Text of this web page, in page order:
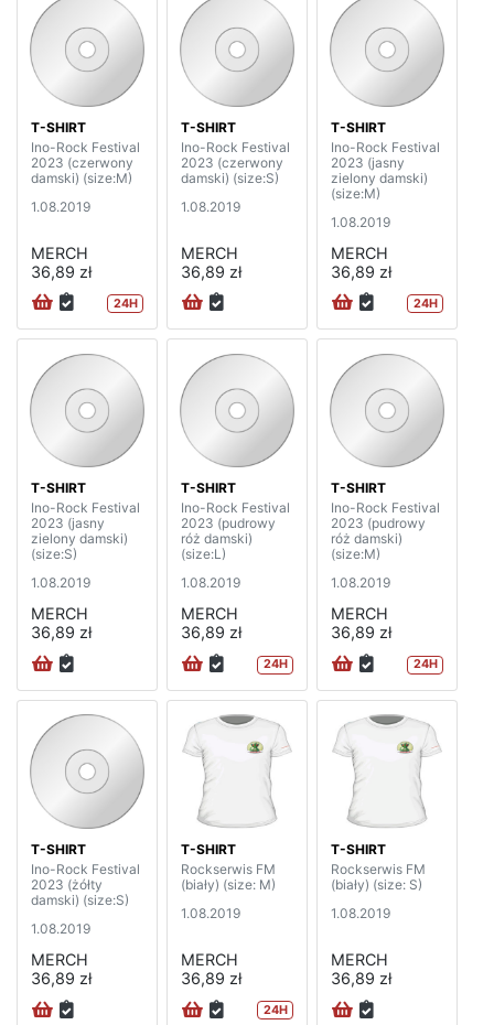
T-SHIRT
Ino-Rock Festival
2023 (czerwony
damski) (size:M)
1.08.2019
MERCH
36,89 zł
24H
T-SHIRT
Ino-Rock Festival
2023 (czerwony
damski) (size:S)
1.08.2019
MERCH
36,89 zł
T-SHIRT
Ino-Rock Festival
2023 (jasny
zielony damski)
(size:M)
1.08.2019
MERCH
36,89 zł
24H
T-SHIRT
Ino-Rock Festival
2023 (jasny
zielony damski)
(size:S)
1.08.2019
MERCH
36,89 zł
T-SHIRT
Ino-Rock Festival
2023 (pudrowy
róż damski)
(size:L)
1.08.2019
MERCH
36,89 zł
24H
T-SHIRT
Ino-Rock Festival
2023 (pudrowy
róż damski)
(size:M)
1.08.2019
MERCH
36,89 zł
24H
T-SHIRT
Ino-Rock Festival
2023 (żółty
damski) (size:S)
1.08.2019
MERCH
36,89 zł
T-SHIRT
Rockserwis FM
(biały) (size: M)
1.08.2019
MERCH
36,89 zł
24H
T-SHIRT
Rockserwis FM
(biały) (size: S)
1.08.2019
MERCH
36,89 zł